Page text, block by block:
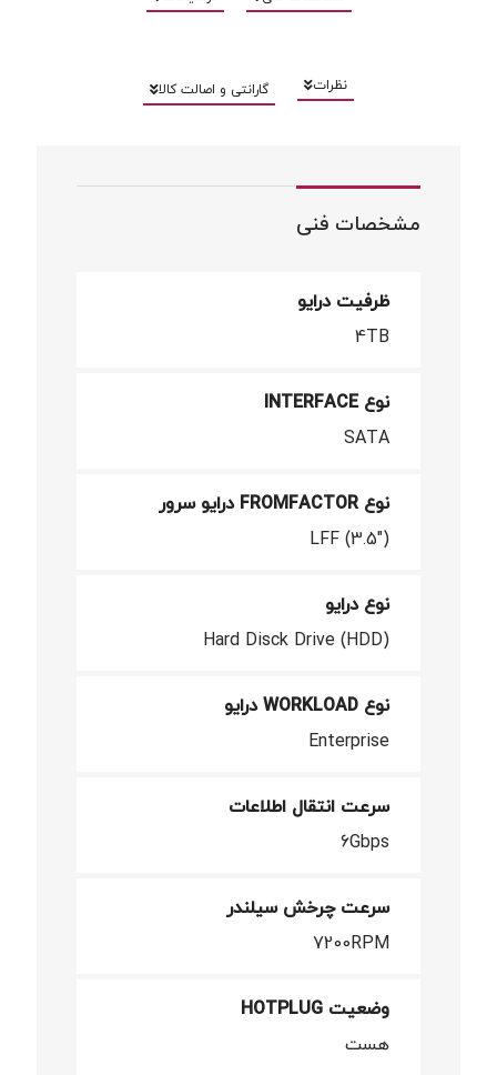
نظرات گارانتی و اصالت کالا
مشخصات فنی
ظرفیت درایو
4TB
نوع INTERFACE
SATA
نوع FROMFACTOR درایو سرور
LFF (3.5")
نوع درایو
Hard Disck Drive (HDD)
نوع WORKLOAD درایو
Enterprise
سرعت انتقال اطلاعات
6Gbps
سرعت چرخش سیلندر
7200RPM
وضعیت HOTPLUG
هست